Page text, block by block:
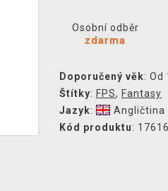
Osobní odběr
zdarma
Doporučený věk: Od
Štítky: FPS, Fantasy
Jazyk:
Angličtina
Kód produktu: 17616